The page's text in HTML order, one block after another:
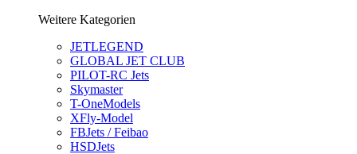
Weitere Kategorien
JETLEGEND
GLOBAL JET CLUB
PILOT-RC Jets
Skymaster
T-OneModels
XFly-Model
FBJets / Feibao
HSDJets